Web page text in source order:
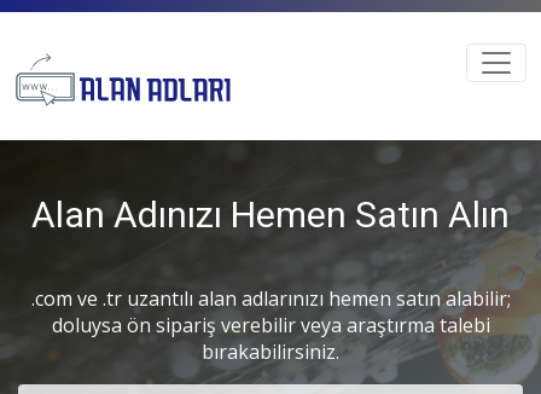
Alan Adınızı Hemen Satın Alın
.com ve .tr uzantılı alan adlarınızı hemen satın alabilir;
doluysa ön sipariş verebilir veya araştırma talebi
bırakabilirsiniz.